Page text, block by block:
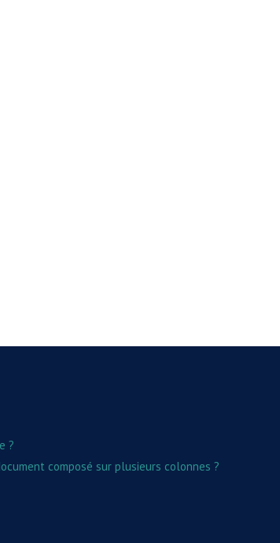
À UN DOCUMENT DE FAÇON À CE QUE
?
composé sur plusieurs colonnes ?